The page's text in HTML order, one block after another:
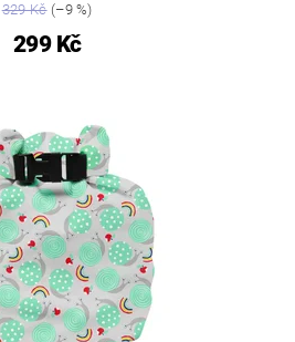
329 Kč(–9 %)
299 Kč